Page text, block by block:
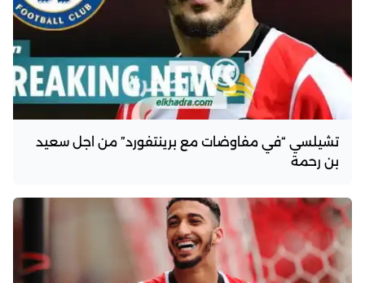
تشيلسي “في مفاوضات مع برينتفورد” من اجل سعيد
بن رحمة